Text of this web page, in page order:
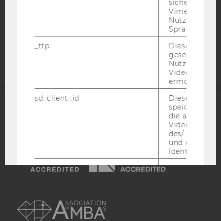
Barrierefreiheitserklärung
Vimeo in der
Nutzer
Sprache
_ttp
Dieser
gesetzt, um
Nutzung des
Videoplayers
ermöglichen
sd_client_id
Dieses Cookie
speichert
die aktuellen
des/ der
und einen
_rdt_uuid